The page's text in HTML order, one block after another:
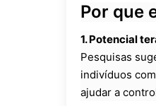
Por que
1. Potencial
Pesquisas
indivíduos
ajudar a